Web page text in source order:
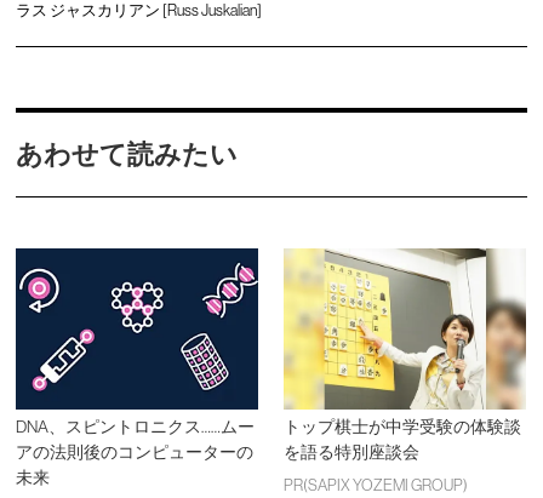
ラス ジャスカリアン [Russ Juskalian]
あわせて読みたい
DNA、スピントロニクス……ムー
アの法則後のコンピューターの
未来
トップ棋士が中学受験の体験談
を語る特別座談会
PR(SAPIX YOZEMI GROUP)